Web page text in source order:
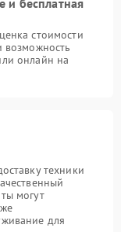
и бесплатная
стоимости
возможность
онлайн на
техники
могут
для